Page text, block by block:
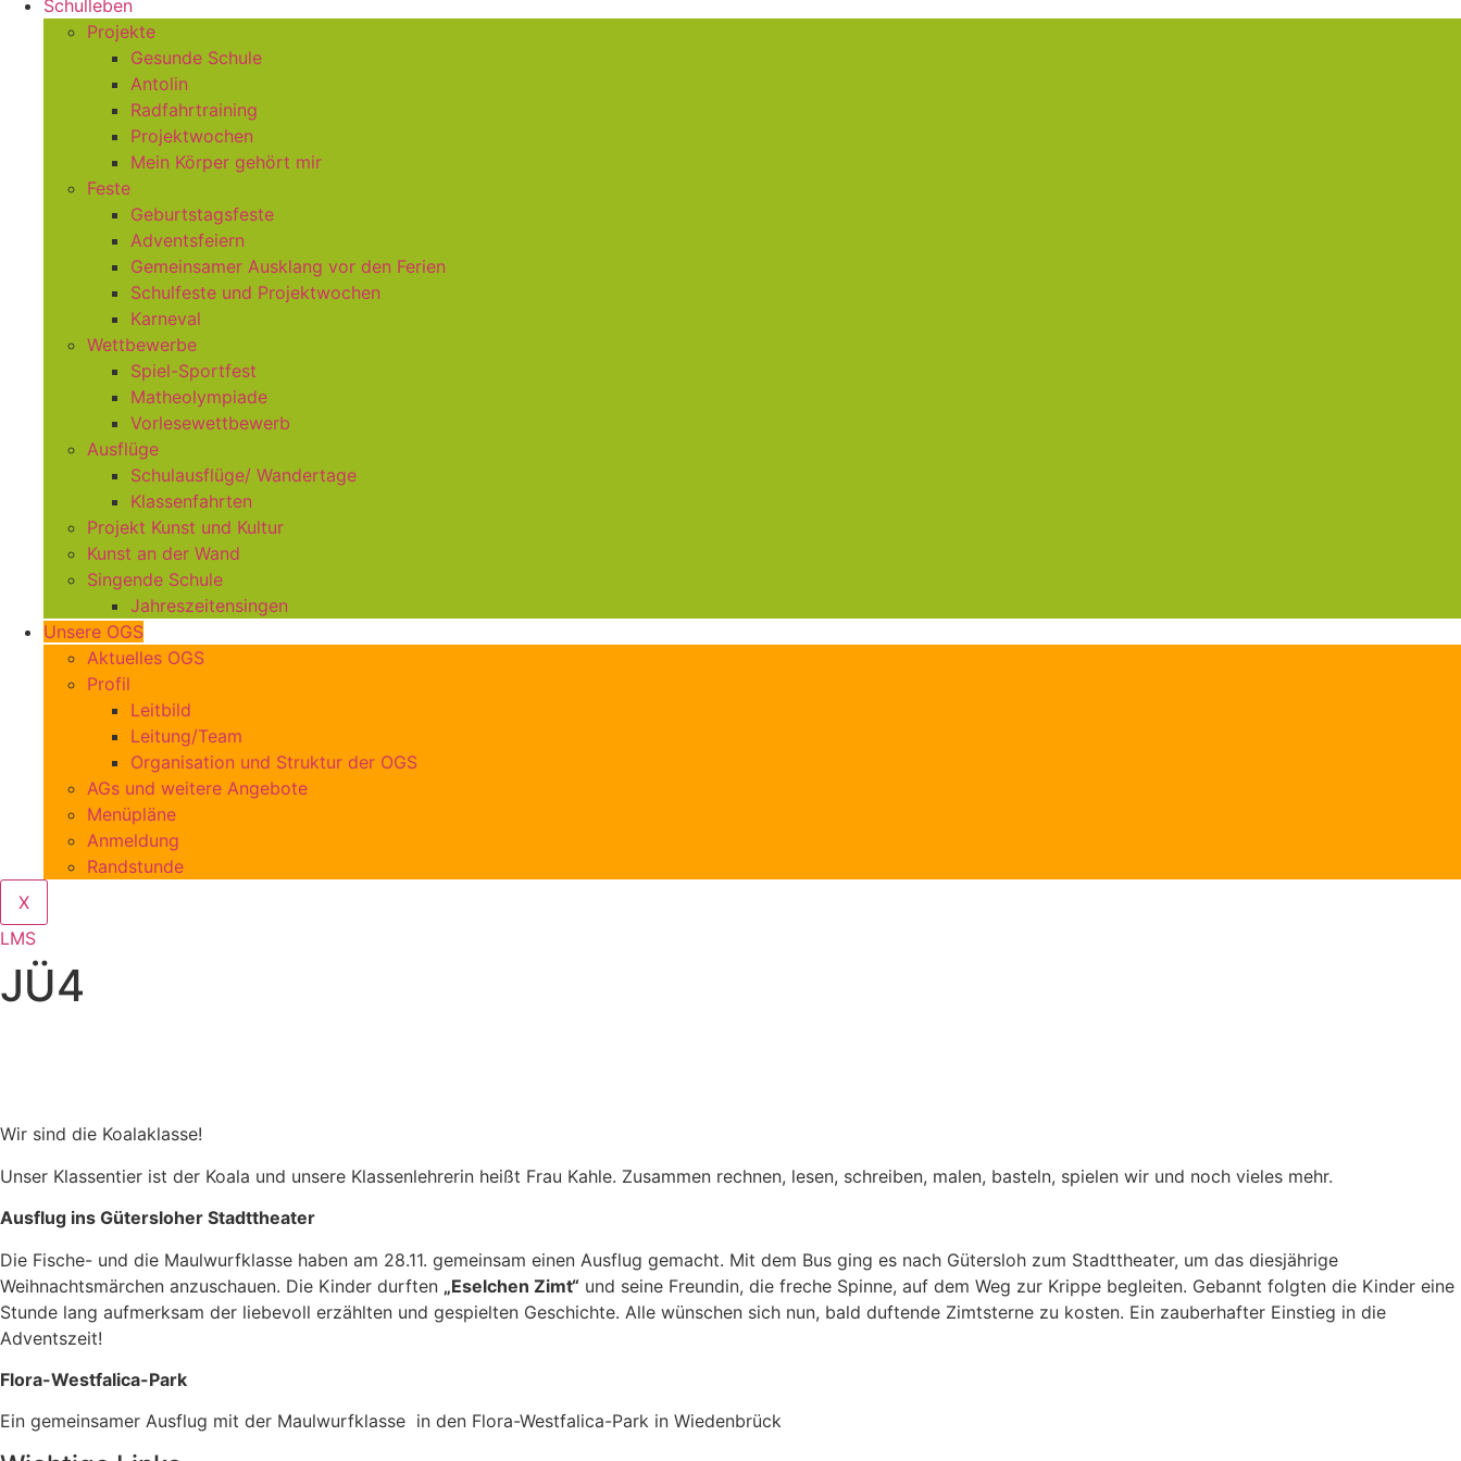
Schulleben
Projekte
Gesunde Schule
Antolin
Radfahrtraining
Projektwochen
Mein Körper gehört mir
Feste
Geburtstagsfeste
Adventsfeiern
Gemeinsamer Ausklang vor den Ferien
Schulfeste und Projektwochen
Karneval
Wettbewerbe
Spiel-Sportfest
Matheolympiade
Vorlesewettbewerb
Ausflüge
Schulausflüge/ Wandertage
Klassenfahrten
Projekt Kunst und Kultur
Kunst an der Wand
Singende Schule
Jahreszeitensingen
Unsere OGS
Aktuelles OGS
Profil
Leitbild
Leitung/Team
Organisation und Struktur der OGS
AGs und weitere Angebote
Menüpläne
Anmeldung
Randstunde
X
LMS
JÜ4
Wir sind die Koalaklasse!
Unser Klassentier ist der Koala und unsere Klassenlehrerin heißt Frau Kahle. Zusammen rechnen, lesen, schreiben, malen, basteln, spielen wir und noch vieles mehr.
Ausflug ins Gütersloher Stadttheater
Die Fische- und die Maulwurfklasse haben am 28.11. gemeinsam einen Ausflug gemacht. Mit dem Bus ging es nach Gütersloh zum Stadttheater, um das diesjährige
Weihnachtsmärchen anzuschauen. Die Kinder durften „Eselchen Zimt“ und seine Freundin, die freche Spinne, auf dem Weg zur Krippe begleiten. Gebannt folgten die Kinder eine
Stunde lang aufmerksam der liebevoll erzählten und gespielten Geschichte. Alle wünschen sich nun, bald duftende Zimtsterne zu kosten. Ein zauberhafter Einstieg in die
Adventszeit!
Flora-Westfalica-Park
Ein gemeinsamer Ausflug mit der Maulwurfklasse in den Flora-Westfalica-Park in Wiedenbrück